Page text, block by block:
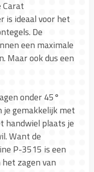
Carat
is ideaal voor het
De
een maximale
Maar ook dus een
onder 45°
gemakkelijk met
handwiel plaats je
Want de
P-3515 is een
zagen van